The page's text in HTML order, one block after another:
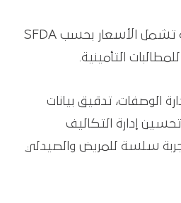
تقارير تفصيلية تلقائية تشمل الأسعار بحسب SFDA
التأمينية.
الوصفات، تدقيق بيانات
تحسين إدارة التكاليف
سلسة للمريض والصيدلي